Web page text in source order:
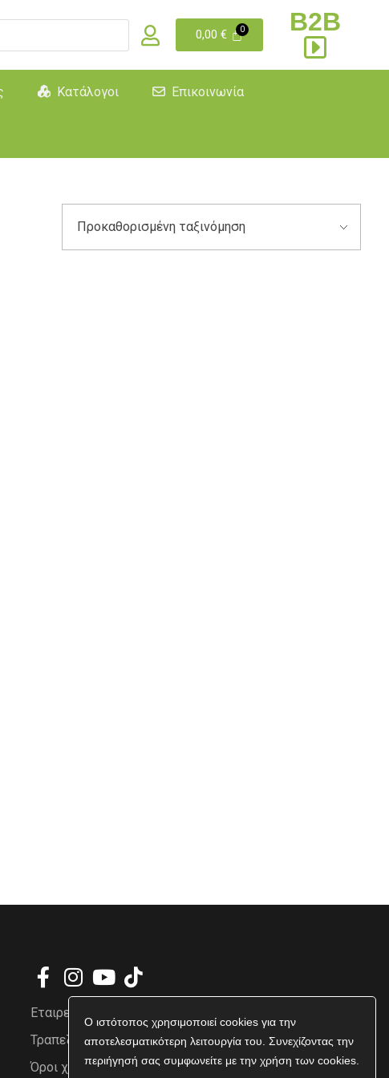
Ο ιστότοπος χρησιμοποιεί cookies για την
αποτελεσματικότερη λειτουργία του. Συνεχίζοντας την
περιήγησή σας συμφωνείτε με την χρήση των cookies.
0,00€ B2B
Κατάλογοι Επικοινωνία
Εταιρεία
Τραπεζικοί Λογαριασμοί
Όροι χρήσης